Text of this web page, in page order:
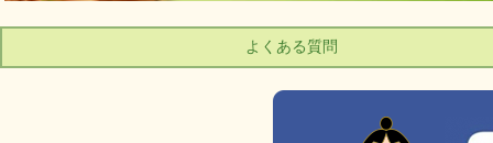
よくある質問